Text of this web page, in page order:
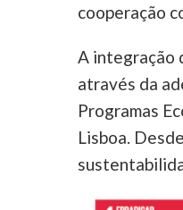
cooperação
A integração
através da
Programas
Lisboa.